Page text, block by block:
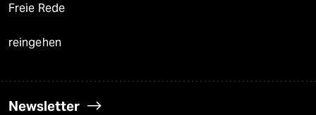
Freie Rede
reingehen
Newsletter